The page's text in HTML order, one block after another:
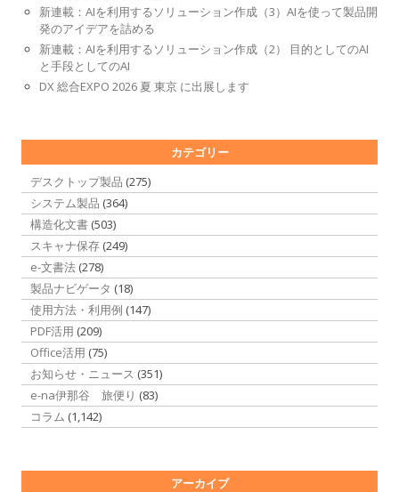
新連載：AIを利用するソリューション作成（3）AIを使って製品開
発のアイデアを詰める
新連載：AIを利用するソリューション作成（2） 目的としてのAI
と手段としてのAI
DX 総合EXPO 2026 夏 東京 に出展します
カテゴリー
デスクトップ製品 (275)
システム製品 (364)
構造化文書 (503)
スキャナ保存 (249)
e-文書法 (278)
製品ナビゲータ (18)
使用方法・利用例 (147)
PDF活用 (209)
Office活用 (75)
お知らせ・ニュース (351)
e-na伊那谷 旅便り (83)
コラム (1,142)
アーカイブ